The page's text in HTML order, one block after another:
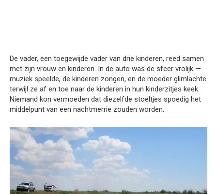
De vader, een toegewijde vader van drie kinderen, reed samen
met zijn vrouw en kinderen. In de auto was de sfeer vrolijk —
muziek speelde, de kinderen zongen, en de moeder glimlachte
terwijl ze af en toe naar de kinderen in hun kinderzitjes keek.
Niemand kon vermoeden dat diezelfde stoeltjes spoedig het
middelpunt van een nachtmerrie zouden worden.